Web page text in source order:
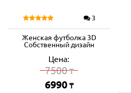
3
Женская футболка 3D
Собственный дизайн
Цена:
7500₸
6990 ₸